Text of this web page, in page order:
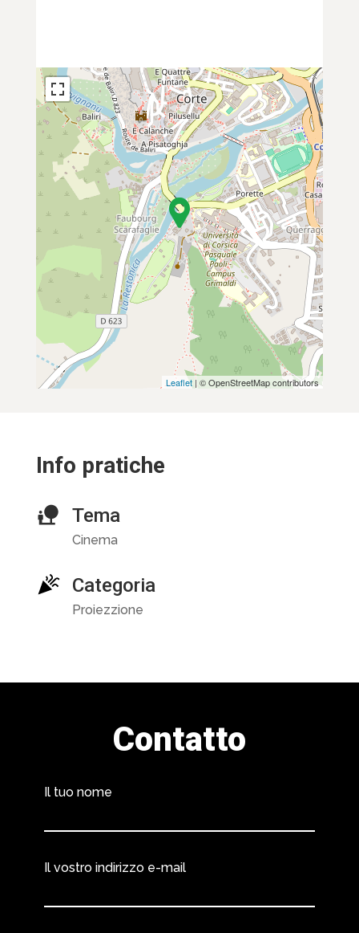
Leaflet | © OpenStreetMap contributors
Info pratiche
Tema
Cinema
Categoria
Proiezzione
Contatto
Il tuo nome
Il vostro indirizzo e-mail